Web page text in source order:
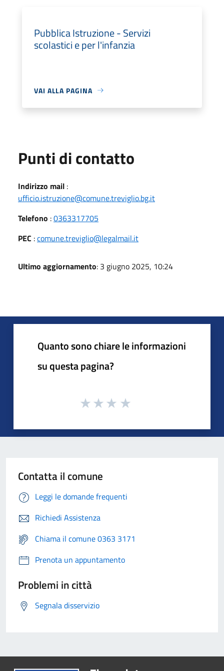
Pubblica Istruzione - Servizi
scolastici e per l'infanzia
VAI ALLA PAGINA
Punti di contatto
Indirizzo mail :
ufficio.istruzione@comune.treviglio.bg.it
Telefono :0363317705
PEC :comune.treviglio@legalmail.it
Ultimo aggiornamento: 3 giugno 2025, 10:24
Quanto sono chiare le informazioni
su questa pagina?
Contatta il comune
Leggi le domande frequenti
Richiedi Assistenza
Chiama il comune 0363 3171
Prenota un appuntamento
Problemi in città
Segnala disservizio